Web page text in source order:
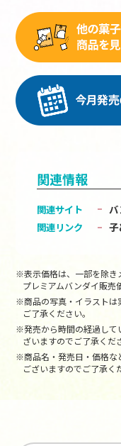
関連情報
関連サイト
関連リンク
子
※表示価格は、一部を除き
プレミアムバンダイ販売
※商品の写真・イラストは
ご了承ください。
※発売から時間の経過して
ざいますのでご了承くだ
※商品名・発売日・価格な
ございますのでご了承く